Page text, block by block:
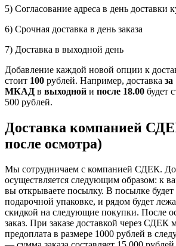
5) Согласование адреса в день доставки
6) Срочная доставка в день заказа
7) Доставка в выходной день
Добавление каждой новой опции к
стоит 100 рублей. Например, доставка за
МКАД в выходной и после 18.00 будет
500 рублей.
Доставка компанией
после осмотра)
Мы сотрудничаем с компанией СДЕК.
осуществляется следующим образом: к
вы открываете посылку. В посылке будет
подарочной упаковке, и рядом будет
скидкой на следующие покупки. После
заказ. При заказе доставкой через СДЕК
предоплата в размере 1000 рублей в